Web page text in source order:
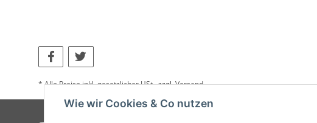
Wie wir Cookies & Co nutzen
* Alle Preise inkl. gesetzlicher USt., zzgl.Versand